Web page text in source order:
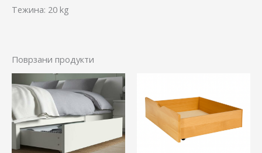
Тежина: 20 kg
Поврзани продукти
Price
range:
2.000,00 ден
through
3.000,00 ден
This
product
has
multiple
variants.